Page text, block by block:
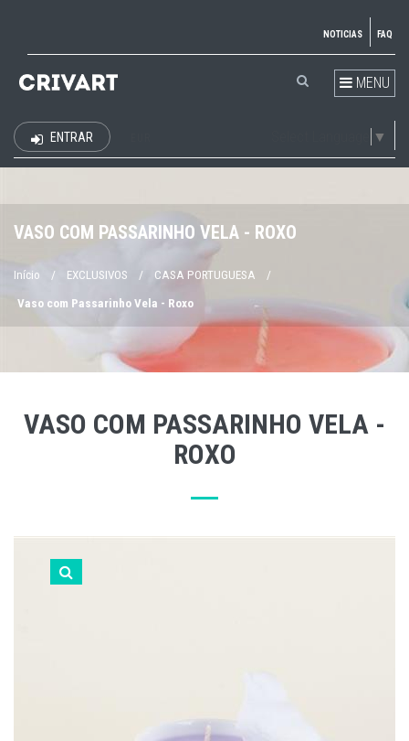
NOTICIAS FAQ
MENU
▼
ENTRAR
VASO COM PASSARINHO VELA - ROXO
Início / EXCLUSIVOS / CASA PORTUGUESA /
Vaso com Passarinho Vela - Roxo
VASO COM PASSARINHO VELA -
ROXO